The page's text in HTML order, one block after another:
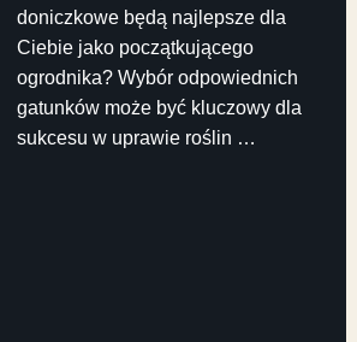
doniczkowe będą najlepsze dla
Ciebie jako początkującego
ogrodnika? Wybór odpowiednich
gatunków może być kluczowy dla
sukcesu w uprawie roślin …